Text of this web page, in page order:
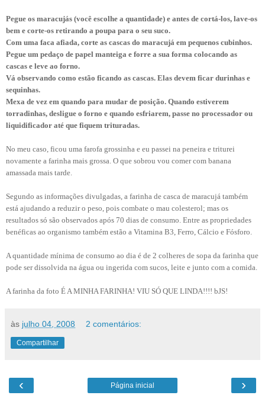
Pegue os maracujás (você escolhe a quantidade) e antes de cortá-los, lave-os
bem e corte-os retirando a poupa para o seu suco.
Com uma faca afiada, corte as cascas do maracujá em pequenos cubinhos.
Pegue um pedaço de papel manteiga e forre a sua forma colocando as
cascas e leve ao forno.
Vá observando como estão ficando as cascas. Elas devem ficar durinhas e
sequinhas.
Mexa de vez em quando para mudar de posição. Quando estiverem
torradinhas, desligue o forno e quando esfriarem, passe no processador ou
liquidificador até que fiquem trituradas.
No meu caso, ficou uma farofa grossinha e eu passei na peneira e triturei
novamente a farinha mais grossa. O que sobrou vou comer com banana
amassada mais tarde.
Segundo as informações divulgadas, a farinha de casca de maracujá também
está ajudando a reduzir o peso, pois combate o mau colesterol; mas os
resultados só são observados após 70 dias de consumo. Entre as propriedades
benéficas ao organismo também estão a Vitamina B3, Ferro, Cálcio e Fósforo.
A quantidade mínima de consumo ao dia é de 2 colheres de sopa da farinha que
pode ser dissolvida na água ou ingerida com sucos, leite e junto com a comida.
A farinha da foto É A MINHA FARINHA! VIU SÓ QUE LINDA!!!! bJS!
às julho 04, 2008 2 comentários:
Compartilhar
‹ ›
Página inicial